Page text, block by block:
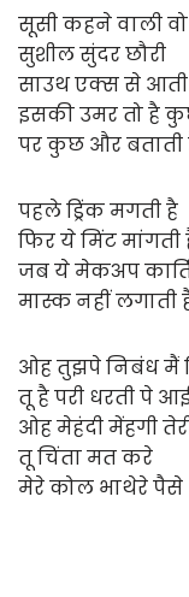
सूसी कहने वाली वो
सुशील सुंदर छौरी
साउथ एक्स से
इसकी उमर तो है
पर कुछ और बताती
पहले ड्रिंक मगती है
फिर ये मिंट मांगती
जब ये मेकअप
मास्क नहीं लगाती
ओह तुझपे निबंध मैं
तू है परी धरती पे
ओह मेहंदी मेंहगी
तू चिंता मत करे
मेरे कोल भाथेरे पैसे